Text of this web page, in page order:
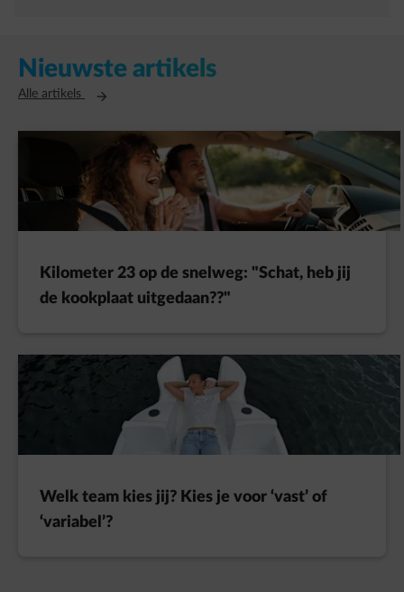
Nieuwste artikels
Alle artikels Opent in een nieuw tabblad
Kilometer 23 op de snelweg: "Schat, heb jij
de kookplaat uitgedaan??"
Welk team kies jij? Kies je voor ‘vast’ of
‘variabel’?